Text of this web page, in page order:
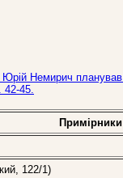
Юрій Немирич
45.
Примірники
122/1)